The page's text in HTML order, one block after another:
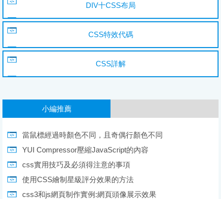
DIV十CSS布局
CSS特效代碼
CSS詳解
小編推薦
當鼠標經過時顏色不同，且奇偶行顏色不同
YUI Compressor壓縮JavaScript的內容
css實用技巧及必須得注意的事項
使用CSS繪制星級評分效果的方法
css3和js網頁制作實例:網頁頭像展示效果